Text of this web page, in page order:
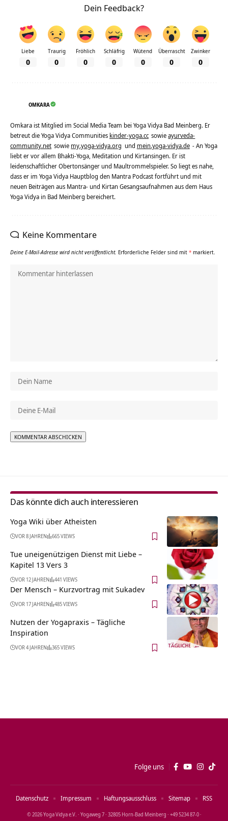
Dein Feedback?
Liebe
0
Traurig
0
Fröhlich
0
Schläfrig
0
Wütend
0
Überrascht
0
Zwinker
0
OMKARA
Omkara ist Mitglied im Social Media Team bei Yoga Vidya Bad Meinberg. Er
betreut die Yoga Vidya Communities kinder-yoga.cc sowieayurveda-
community.net sowie my.yoga-vidya.org und mein.yoga-vidya.de - An Yoga
liebt er vor allem Bhakti-Yoga, Meditation und Kirtansingen. Er ist
leidenschaftlicher Obertonsänger und Maultrommelspieler. So liegt es nahe,
dass er im Yoga Vidya Hauptblog den Mantra Podcast fortführt und mit
neuen Beiträgen aus Mantra- und Kirtan Gesangsaufnahmen aus dem Haus
Yoga Vidya in Bad Meinberg bereichert.
Keine Kommentare
Deine E-Mail-Adresse wird nicht veröffentlicht. Erforderliche Felder sind mit * markiert.
Das könnte dich auch interessieren
Yoga Wiki über Atheisten
VOR 8 JAHREN 665 VIEWS
Tue uneigenützigen Dienst mit Liebe –
Kapitel 13 Vers 3
VOR 12 JAHREN 441 VIEWS
Der Mensch – Kurzvortrag mit Sukadev
VOR 17 JAHREN 485 VIEWS
Nutzen der Yogapraxis – Tägliche
Inspiration
VOR 4 JAHREN 365 VIEWS
Folge uns
© 2026 Yoga Vidya e.V. · Yogaweg 7 · 32805 Horn‑Bad Meinberg · +49 5234 87‑0 ·
Datenschutz Impressum Haftungsausschluss Sitemap RSS